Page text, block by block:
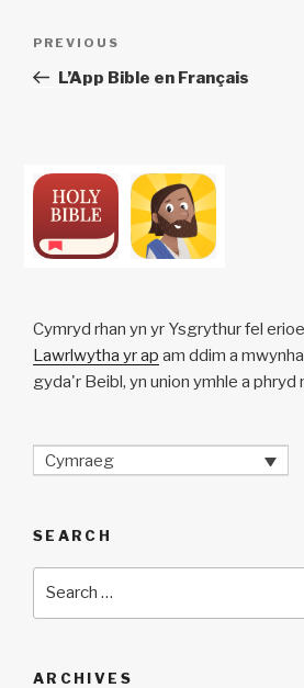
Previous
Post
PREVIOUS
L’App Bible en Français
Cymryd rhan yn yr Ysgrythur fel
Lawrlwytha yr ap am ddim a
gyda'r Beibl, yn union ymhle a phryd
Cymraeg
SEARCH
ARCHIVES